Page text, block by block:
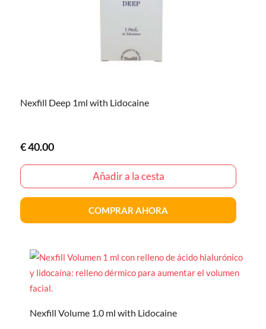
Nexfill Deep 1ml with Lidocaine
€40.00
Añadir a la cesta
COMPRAR AHORA
Nexfill Volume 1.0 ml with Lidocaine